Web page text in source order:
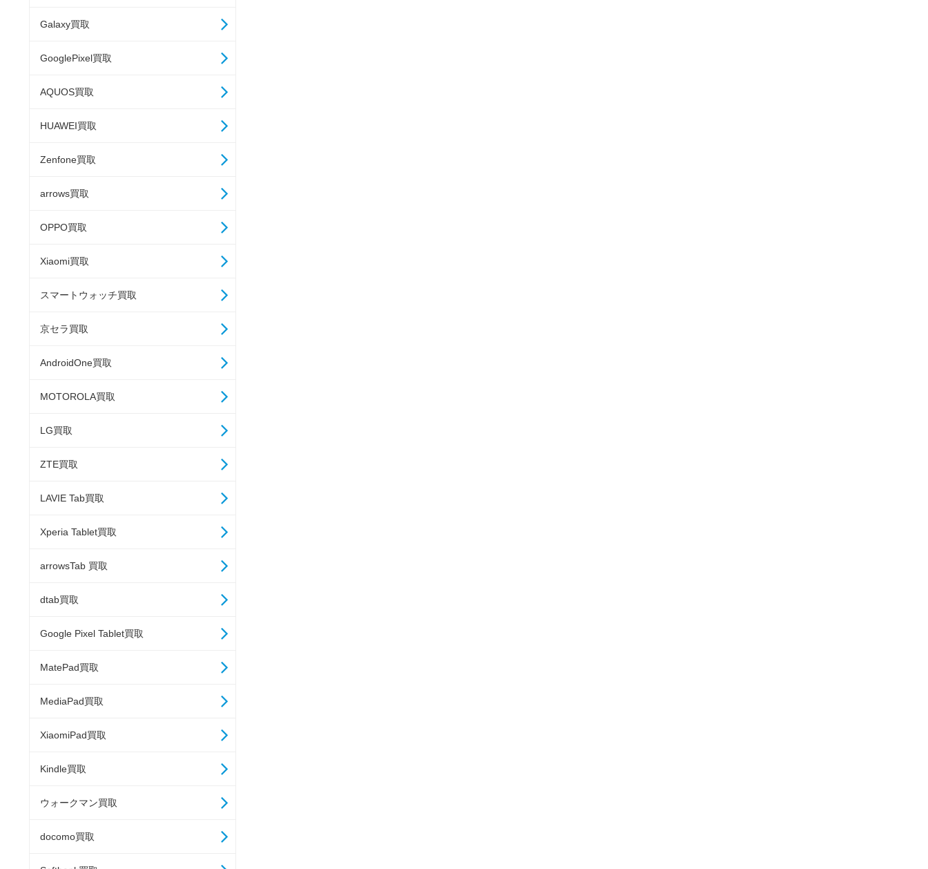
Galaxy買取
GooglePixel買取
AQUOS買取
HUAWEI買取
Zenfone買取
arrows買取
OPPO買取
Xiaomi買取
スマートウォッチ買取
京セラ買取
AndroidOne買取
MOTOROLA買取
LG買取
ZTE買取
LAVIE Tab買取
Xperia Tablet買取
arrowsTab 買取
dtab買取
Google Pixel Tablet買取
MatePad買取
MediaPad買取
XiaomiPad買取
Kindle買取
ウォークマン買取
docomo買取